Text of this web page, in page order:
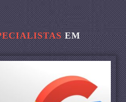
EM